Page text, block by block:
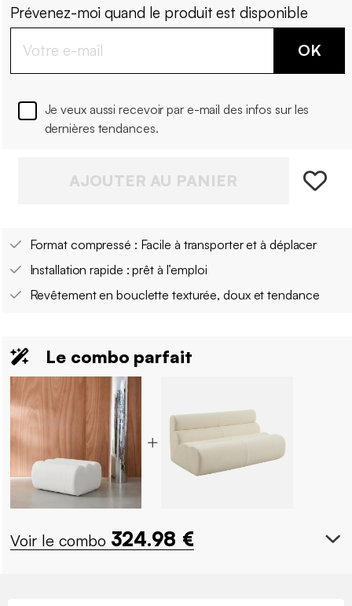
Prévenez-moi quand le produit est disponible
OK
Je veux aussi recevoir par e-mail des infos sur les
dernières tendances.
AJOUTER AU PANIER
Format compressé : Facile à transporter et à déplacer
Installation rapide : prêt à l’emploi
Revêtement en bouclette texturée, doux et tendance
Le combo parfait
Voir le combo 324.98 €